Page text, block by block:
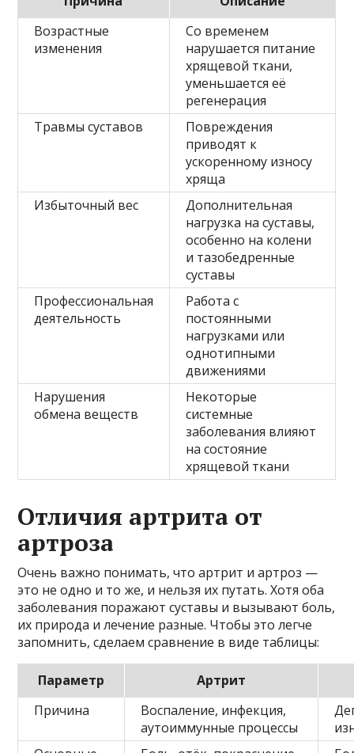
Возрастные
изменения
Со временем
нарушается питание
хрящевой ткани,
уменьшается её
регенерация
Травмы суставов
Повреждения
приводят к
ускоренному износу
хряща
Избыточный вес
Дополнительная
нагрузка на суставы,
особенно на колени
и тазобедренные
суставы
Профессиональная
деятельность
Работа с
постоянными
нагрузками или
однотипными
движениями
Нарушения
обмена веществ
Некоторые
системные
заболевания влияют
на состояние
хрящевой ткани
Отличия артрита от
артроза
Очень важно понимать, что артрит и артроз —
это не одно и то же, и нельзя их путать. Хотя оба
заболевания поражают суставы и вызывают боль,
их природа и лечение разные. Чтобы это легче
запомнить, сделаем сравнение в виде таблицы:
Параметр
Артрит
Причина
Воспаление, инфекция,
аутоиммунные процессы